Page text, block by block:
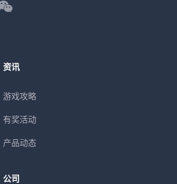
资讯
游戏攻略
有奖活动
产品动态
公司